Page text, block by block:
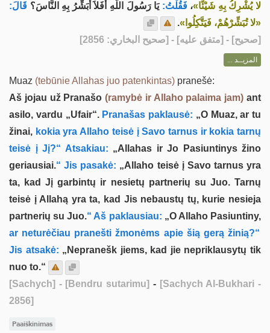
لا يُشْرِكُ بِهِ شَيْئًا»، فَقُلْتُ: يَا رَسُولَ اللَّهِ أَفَلاَ أُبَشِّرُ بِهِ النَّاسَ؟ قَالَ:
«لا تُبَشِّرْهُمْ، فَيَتَّكِلُوا».
[صحيح] - [متفق عليه] - [صحيح البخاري: 2856]
المزيــد ...
Muaz (tebūnie Allahas juo patenkintas) pranešė:
Aš jojau už Pranašo(ramybė ir Allaho palaima jam) ant
asilo, vardu „Ufair“.Pranašas paklausė: „O Muaz, ar tu
žinai, kokia yra Allaho teisė į Savo tarnus ir kokia tarnų
teisė į Jį?“ Atsakiau: „Allahas ir Jo Pasiuntinys žino
geriausiai.“ Jis pasakė: „Allaho teisė į Savo tarnus yra
ta, kad Jį garbintų ir nesietų partnerių su Juo. Tarnų
teisė į Allahą yra ta, kad Jis nebaustų tų, kurie nesieja
partnerių su Juo.“ Aš paklausiau: „O Allaho Pasiuntiny,
ar neturėčiau pranešti žmonėms apie šią gerą žinią?“
Jis atsakė: „Nepranešk jiems, kad jie nepriklausytų tik
nuo to.“
[Sachych] - [Bendru sutarimu] - [Sachych Al-Bukhari -
2856]
Paaiškinimas